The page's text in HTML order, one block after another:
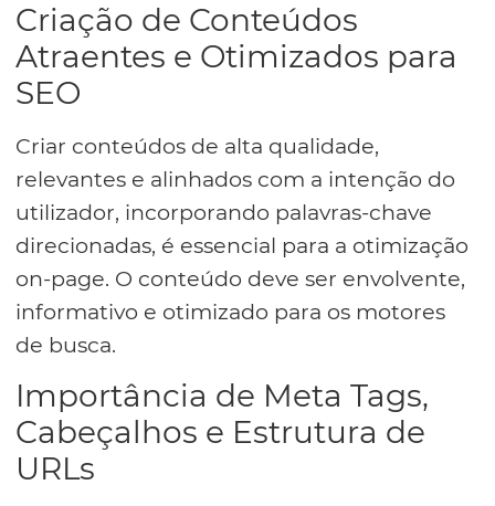
Criação de Conteúdos
Atraentes e Otimizados para
SEO
Criar conteúdos de alta qualidade,
relevantes e alinhados com a intenção do
utilizador, incorporando palavras-chave
direcionadas, é essencial para a otimização
on-page. O conteúdo deve ser envolvente,
informativo e otimizado para os motores
de busca.
Importância de Meta Tags,
Cabeçalhos e Estrutura de
URLs